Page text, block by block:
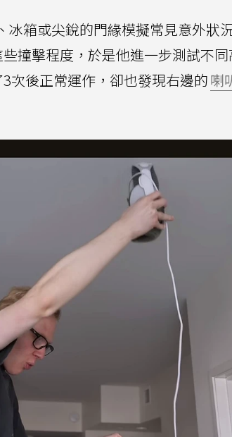
箱或尖銳的門緣模擬常見意外狀
撞擊程度，於是他進一步測試不
次後正常運作，卻也發現右邊的喇